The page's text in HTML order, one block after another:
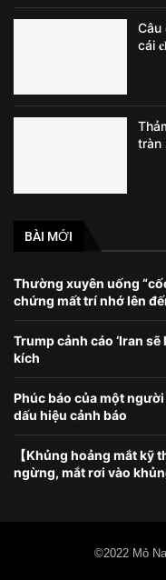
Câu
cái
tràn
BÀI MỚI
Thường xuyên uống
chứng mất trí nhớ lên
Trump cảnh cáo ‘Iran
kích
Phúc báo của một
dấu hiệu cảnh báo
【Khủng hoảng mắt kỹ
ngừng, mắt rơi vào
©2022 Mỏ